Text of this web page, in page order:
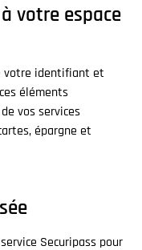
votre espace
votre identifiant et
éléments
vos services
épargne et
Securipass pour